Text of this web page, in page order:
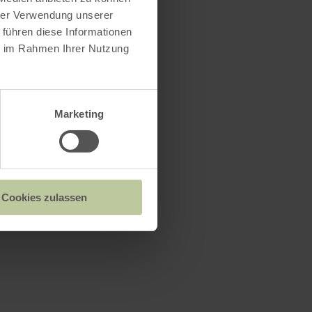
Verwendung unserer
diese Informationen
Rahmen Ihrer Nutzung
Marketing
Cookies zulassen